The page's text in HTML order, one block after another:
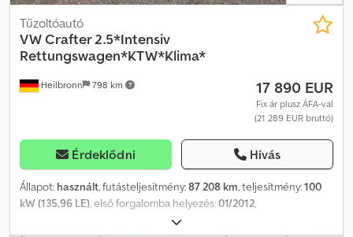
Heilbronn 798 km
Tűzoltóautó
VWCrafter 2.5*Intensiv
Rettungswagen*KTW*Klima*
17 890 EUR
Fix ár plusz ÁFA-val
(21 289 EUR bruttó)
Érdeklődni Hívás
Állapot: használt, futásteljesítmény:87 208 km, teljesítmény:100
kW (135,96 LE) , első forgalomba helyezés:01/2012
, össztömeg: